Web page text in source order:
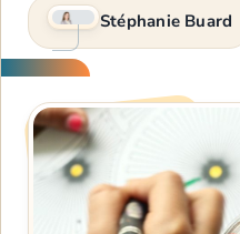
Stéphanie Buard